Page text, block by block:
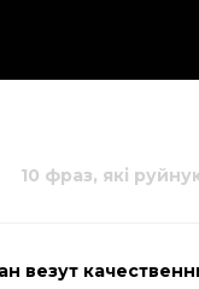
10 фраз, які
везут